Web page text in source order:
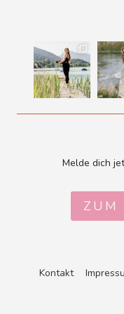
Melde dich
ZUM
Kontakt